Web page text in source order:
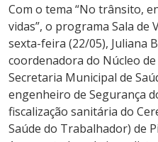
Com o tema “No trânsito,
vidas”, o programa Sala de
sexta-feira (22/05), Juliana
coordenadora do Núcleo
Secretaria Municipal de
engenheiro de Segurança
fiscalização sanitária do
Saúde do Trabalhador) de